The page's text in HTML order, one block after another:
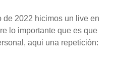
de 2022 hicimos un live en
lo importante que es que
aqui una repetición: